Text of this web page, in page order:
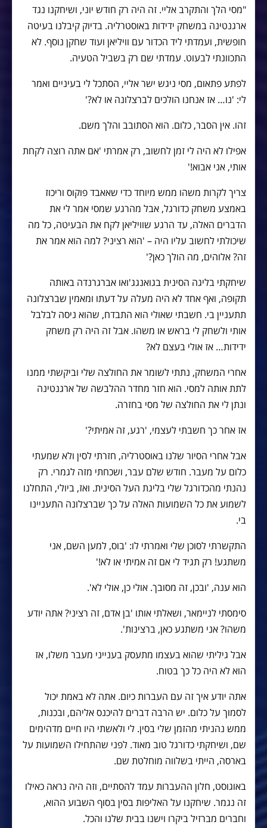
"מסי הלך והתקרב אליי. זה היה רק חודש יוני, ושיחקנו נגד
ארגנטינה במשחק ידידות באוסטרליה. בדיוק קיבלנו בעיטה
חופשית, ועמדתי ליד הכדור עם וויליאן ועוד שחקן נוסף. לא
התכוונתי לבעוט. עמדתי שם רק בשביל הטעיה.
לפתע פתאום, מסי ניגש ישר אליי, הסתכל לי בעיניים ואמר
לי: 'נו… אז אנחנו הולכים לברצלונה או לא?'
זהו. אין הסבר, כלום. הוא הסתובב והלך משם.
אפילו לא היה לי זמן לחשוב, רק אמרתי 'אם אתה רוצה לקחת
אותי, אני אבוא!'
צריך לקרות משהו ממש מיוחד כדי שאאבד פוקוס וריכוז
באמצע משחק כדורגל, אבל מהרגע שמסי אמר לי את
הדברים האלה, עד הרגע שוויליאן לקח את הבעיטה, כל מה
שיכולתי לחשוב עליו היה – 'הוא רציני? למה הוא אמר את
זה? אלוהים, מה הולך כאן?'
שיחקתי בליגה הסינית בגואנגג'ואו אברגרנדה באותה
תקופה, ואף אחד לא היה מעלה על דעתו ומאמין שברצלונה
תתעניין בי. חשבתי שאולי הוא התבדח, שהוא ניסה לבלבל
אותי ולשחק לי בראש או משהו. אבל זה היה רק משחק
ידידות… אז אולי בעצם לא?
אחרי המשחק, נתתי לשומר את החולצה שלי וביקשתי ממנו
לתת אותה למסי. הוא חזר מחדר ההלבשה של ארגנטינה
ונתן לי את החולצה של מסי בחזרה.
אז אחר כך חשבתי לעצמי, 'רגע, זה אמיתי?'
אבל אחרי הסיור שלנו באוסטרליה, חזרתי לסין ולא שמעתי
כלום על מעבר. חודש שלם עבר, ושכחתי מזה לגמרי. רק
נהנתי מהכדורגל שלי בליגת העל הסינית. ואז, ביולי, התחלנו
לשמוע את כל השמועות האלה על כך שברצלונה התעניינו
בי.
התקשרתי לסוכן שלי ואמרתי לו: 'בוס, למען השם, אני
משתגע! רק תגיד לי אם זה אמיתי או לא!'
הוא ענה, 'ובכן, זה מסובך. אולי כן, אולי לא'.
סימסתי לניימאר, ושאלתי אותו 'בן אדם, זה רציני? אתה יודע
משהו? אני משתגע כאן, ברצינות'.
אבל גיליתי שהוא בעצמו מתעסק בענייני מעבר משלו, אז
הוא לא היה כל כך בטוח.
אתה יודע איך זה עם העברות כיום. אתה לא באמת יכול
לסמוך על כלום. יש הרבה דברים להיכנס אליהם, ובכנות,
ממש נהניתי מהזמן שלי בסין. לי ולאשתי היו חיים מדהימים
שם, ושיחקתי כדורגל טוב מאוד. לפני שהתחילו השמועות על
בארסה, הייתי בשלווה מוחלטת שם.
באוגוסט, חלון ההעברות עמד להסתיים, וזה היה נראה כאילו
זה נגמר. שיחקנו על האליפות בסין בסוף השבוע ההוא,
וחברים מברזיל ביקרו וישנו בבית שלנו והכל.